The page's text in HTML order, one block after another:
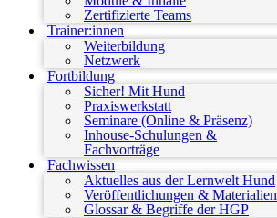
Zertifizierte Teams
Trainer:innen
Weiterbildung
Netzwerk
Fortbildung
Sicher! Mit Hund
Praxiswerkstatt
Seminare (Online & Präsenz)
Inhouse-Schulungen &
Fachvorträge
Fachwissen
Aktuelles aus der Lernwelt Hund
Veröffentlichungen & Materialien
Glossar & Begriffe der HGP